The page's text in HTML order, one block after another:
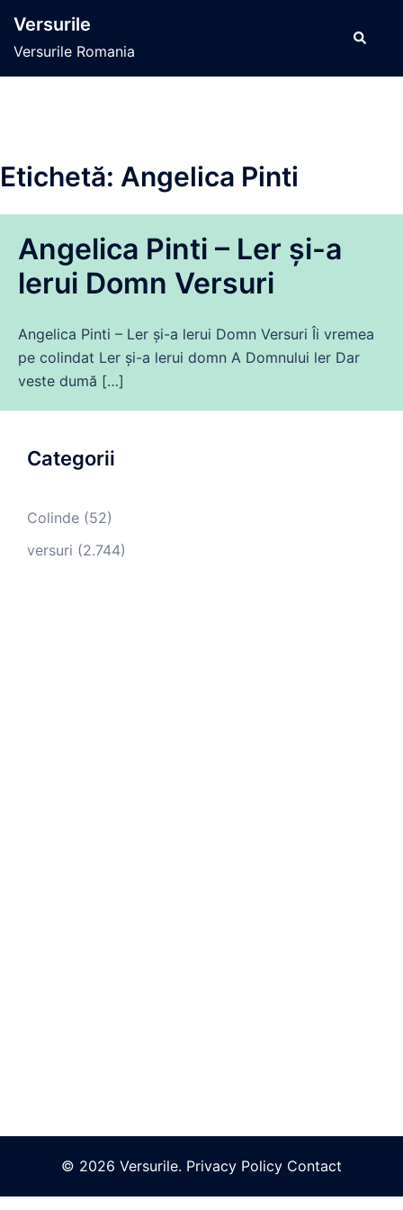
conținut
Versurile
Versurile Romania
Caută
Etichetă: Angelica Pinti
Angelica Pinti – Ler și-a
lerui Domn Versuri
Angelica Pinti – Ler și-a lerui Domn Versuri Îi vremea
pe colindat Ler și-a lerui domn A Domnului ler Dar
veste dumă […]
Categorii
Colinde (52)
versuri (2.744)
© 2026 Versurile. Privacy Policy Contact